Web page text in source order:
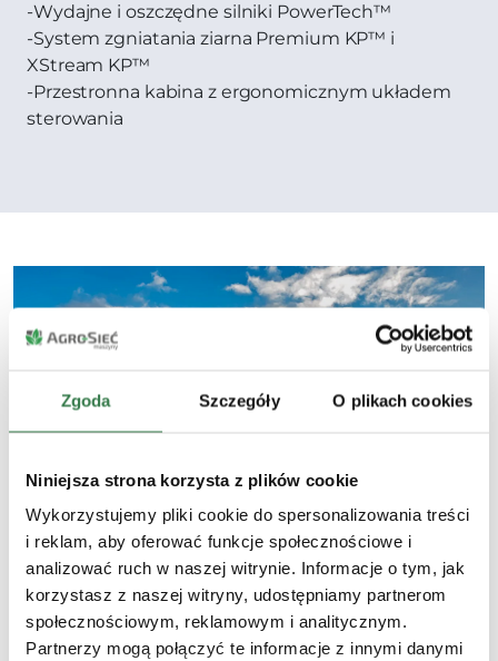
Zgoda Szczegóły O plikach cookies
Niniejsza strona korzysta z plików cookie
Wykorzystujemy pliki cookie do spersonalizowania treści
i reklam, aby oferować funkcje społecznościowe i
analizować ruch w naszej witrynie. Informacje o tym, jak
korzystasz z naszej witryny, udostępniamy partnerom
społecznościowym, reklamowym i analitycznym.
Partnerzy mogą połączyć te informacje z innymi danymi
-Wydajne i oszczędne silniki PowerTech™
-System zgniatania ziarna Premium KP™ i
XStream KP™
-Przestronna kabina z ergonomicznym układem
sterowania